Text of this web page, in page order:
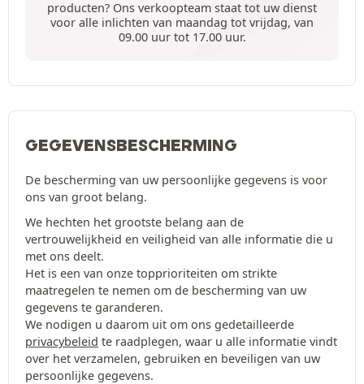
producten? Ons verkoopteam staat tot uw dienst
voor alle inlichten van maandag tot vrijdag, van
09.00 uur tot 17.00 uur.
GEGEVENSBESCHERMING
De bescherming van uw persoonlijke gegevens is voor
ons van groot belang.
We hechten het grootste belang aan de
vertrouwelijkheid en veiligheid van alle informatie die u
met ons deelt.
Het is een van onze topprioriteiten om strikte
maatregelen te nemen om de bescherming van uw
gegevens te garanderen.
We nodigen u daarom uit om ons gedetailleerde
privacybeleid te raadplegen, waar u alle informatie vindt
over het verzamelen, gebruiken en beveiligen van uw
persoonlijke gegevens.